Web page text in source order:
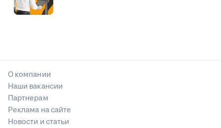
О компании
Наши вакансии
Партнерам
Реклама на сайте
Новости и статьи